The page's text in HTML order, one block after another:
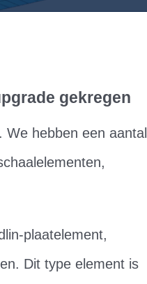
gekregen
hebben een aantal
plaatelement,
Dit type element is